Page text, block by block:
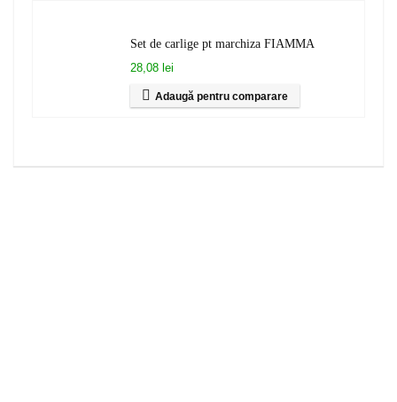
Set de carlige pt marchiza FIAMMA
28,08 lei
Adaugă pentru comparare